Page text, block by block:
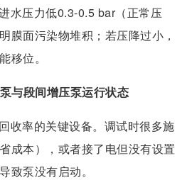
水压力低0.3-0.5 bar（正常压
膜面污染物堆积；若压降过小，
移位。
与段间增压泵运行状态
收率的关键设备。调试时很多施
成本），或者接了电但没有设置
致泵没有启动。